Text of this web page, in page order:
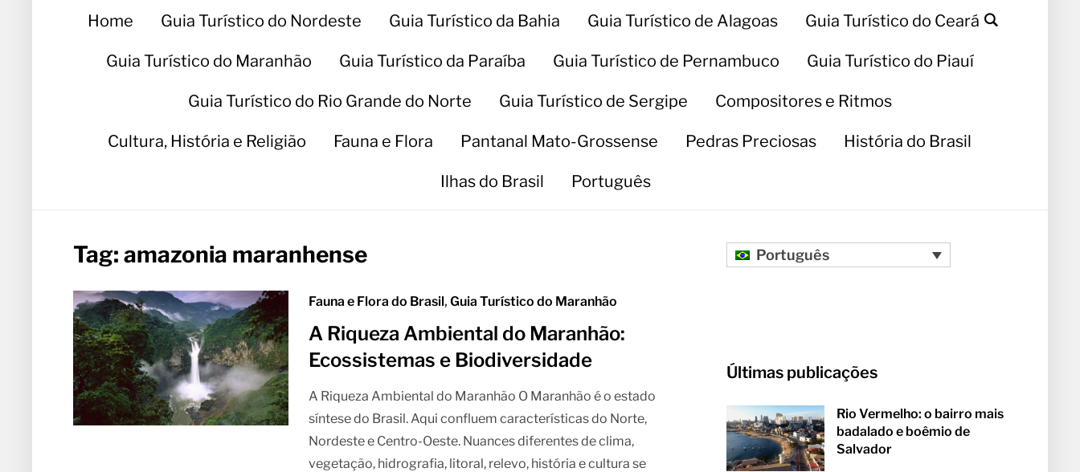
Home Guia Turístico do Nordeste Guia Turístico da Bahia Guia Turístico de Alagoas Guia Turístico do Ceará
Guia Turístico do Maranhão Guia Turístico da Paraíba Guia Turístico de Pernambuco Guia Turístico do Piauí
Guia Turístico do Rio Grande do Norte Guia Turístico de Sergipe Compositores e Ritmos
Cultura, História e Religião Fauna e Flora Pantanal Mato-Grossense Pedras Preciosas História do Brasil
Ilhas do Brasil Português
Tag: amazonia maranhense
Fauna e Flora do Brasil,Guia Turístico do Maranhão
A Riqueza Ambiental do Maranhão:
Ecossistemas e Biodiversidade
A Riqueza Ambiental do Maranhão O Maranhão é o estado
síntese do Brasil. Aqui confluem características do Norte,
Nordeste e Centro-Oeste. Nuances diferentes de clima,
vegetação, hidrografia, litoral, relevo, história e cultura se
Português
Últimas publicações
Rio Vermelho: o bairro mais
badalado e boêmio de
Salvador